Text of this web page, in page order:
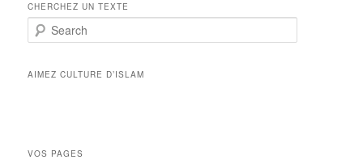
CHERCHEZ UN TEXTE
Search
AIMEZ CULTURE D’ISLAM
VOS PAGES